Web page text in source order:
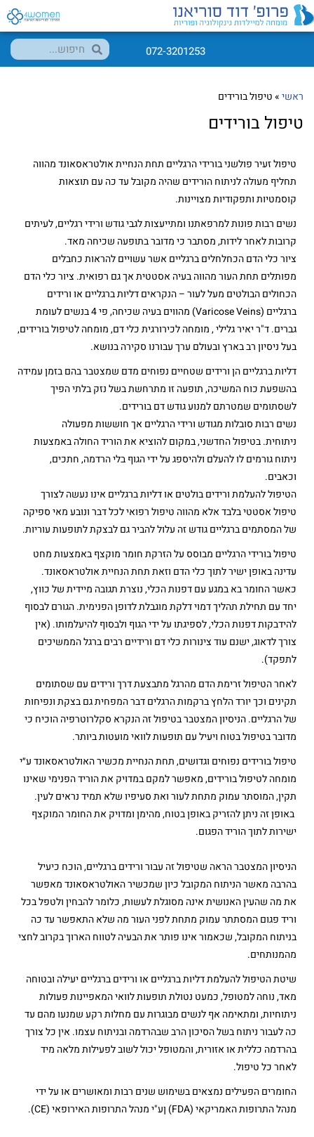
072-3201253
ראשי»טיפול בורידים
טיפול בורידים
טיפול זעיר פולשני בורידי הרגליים תחת הנחיית אולטראסאונד מהווה
תחליף מעולה לניתוח הורידים שהיה מקובל עד כה עם תוצאות
קוסמטיות ותפקודיות מצויינות.
נשים רבות פונות למרפאתנו ומתייעצות לגבי גודש ורידי רגליים, לעיתים
קרובות לאחר לידות, מסתבר כי מדובר בתופעה שכיחה מאד.
ציור כלי הדם הכחלחלים ברגליים אשר עשויים להראות כחבלים
מפותלים תחת העור מהווה בעיה אסטטית אך גם רפואית. ציור כלי הדם
הכחולים הבולטים מעל לעור – הנקראים דליות ברגליים או ורידים
ברגליים (Varicose Veins) מהווים בעיה שכיחה, פי 4 בנשים לעומת
גברים. ד"ר יאיר גלילי , מומחה לכירורגית כלי דם, מומחה לטיפול בורידים,
בעל ניסיון רב בארץ ובעולם ערך עבורנו סקירה בנושא.
דליות ברגליים הן ורידים שטחיים נפוחים מדם שמצטבר בהם בזמן עמידה
בהשפעת כוח המשיכה, תופעה זו מתרחשת בשל נזק בלתי הפיך
לשסתומים שמטרתם למנוע גודש דם בורידים.
נשים רבות סובלות מגודש ורידי הרגליים אך חוששות מפעולה
ניתוחית. בטיפול החדשני, במקום להוציא את הוריד החולה באמצעות
ניתוח גורמים לו להעלם ולהיספג על ידי הגוף בלי הרדמה, חתכים,
וכאבים.
הטיפול להעלמת ורידים בולטים או דליות ברגליים אינו נעשה לצורך
טיפול אסטטי בלבד אלא מהווה טיפול רפואי לכל דבר ונובע מאי ספיקה
של המסתמים ברגליים גודש זה עלול להביר גם לבצקת לתופעות עוריות.
טיפול בורידי הרגליים מבוסס על הזרקת חומר מוקצף באמצעות מחט
עדינה באופן ישיר לתוך כלי הדם וזאת תחת הנחיית אולטראסאונד.
כאשר החומר בא במגע עם דפנות הכלי, נוצרת תגובה מיידית של כווץ,
יחד עם תחילת תהליך דמוי דלקת מוגבלת לדופן הפנימית. הגורם לבסוף
להידבקות דפנות הכלי, לספיגתו על ידי הגוף ולבסוף להיעלמותו. (אין
צורך לדאוג, ישנם עוד צינורות כלי דם ורידיים רבים ברגל הממשיכים
לתפקד).
לאחר הטיפול זרימת הדם מהרגל מתבצעת דרך ורידים עם שסתומים
תקינים וכך יורד הלחץ ברקמות הרגלים דבר המפחית גם בצקת ונפיחות
של הרגליים. הניסיון המצטבר בטיפול זה הנקרא סקלרוטרפיה הוכיח כי
מדובר בטיפול בטוח ויעיל עם תופעות לוואי מועטות ביותר.
טיפול בורידים נפוחים וגדושים, תחת הנחיית מכשיר האולטראסאונד ע״י
מומחה לטיפול בורידים, מאפשר למקם במדויק את הוריד הפנימי שאינו
תקין, המוסתר עמוק מתחת לעור ואת סעיפיו שלא תמיד נראים לעין.
באופן זה ניתן להזריק באופן בטוח, מהימן ומדויק את החומר המוקצף
ישירות לתוך הוריד הפגום.
הניסיון המצטבר הראה שטיפול זה עבור ורידים ברגליים, הוכח כיעיל
בהרבה מאשר הניתוח המקובל כיון שמכשיר האולטראסאונד מאפשר
את מה שהעין האנושית אינה מסוגלת לעשות, כלומר להבחין ולטפל בכל
וריד פגום המסתתר עמוק מתחת לפני העור מה שלא התאפשר עד כה
בניתוח המקובל, שכאמור אינו פותר את הבעיה לטווח הארוך בקרוב לחצי
מהמנותחים.
שיטת הטיפול להעלמת דליות ברגליים או ורידים ברגליים יעילה ובטוחה
מאד, נוחה למטופל, כמעט נטולת תופעות לוואי המאפיינות פעולות
ניתוחיות, ומתאימה אף לנשים מבוגרות עם מחלות רקע שמנעו מהם עד
כה לעבור ניתוח בשל הסיכון הרב שבהרדמה ובניתוח עצמו. אין כל צורך
בהרדמה כללית או אזורית, והמטופל יכול לשוב לפעילות מלאה מיד
לאחר כל טיפול.
החומרים הפעילים נמצאים בשימוש שנים רבות ומאושרים או על ידי
מנהל התרופות האמריקאי (FDA) ןע"י מנהל התרופות האירופאי (CE).